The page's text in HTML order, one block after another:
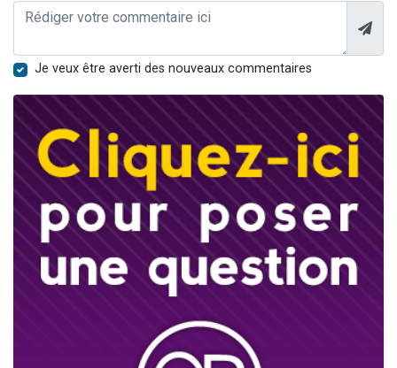
Je veux être averti des nouveaux commentaires